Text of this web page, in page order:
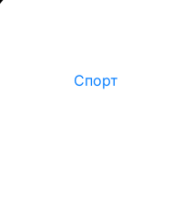
Спорт